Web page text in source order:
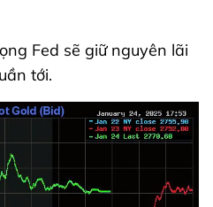
Fed sẽ giữ nguyên lãi
tới.